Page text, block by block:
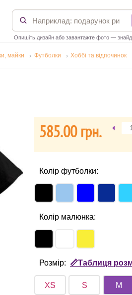
Опишіть дизайн або завантажте фото —
майки Футболки Хоббі та відпочинок
585.00 гpн.
Колір футболки:
Колір малюнка:
Розмір: 📏Таблиця
XS S M